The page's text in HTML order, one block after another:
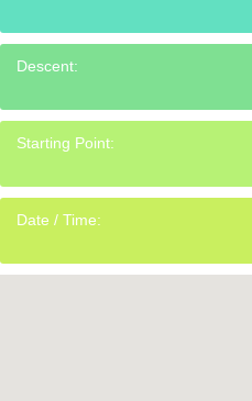
Descent:
Starting Point:
Date / Time: